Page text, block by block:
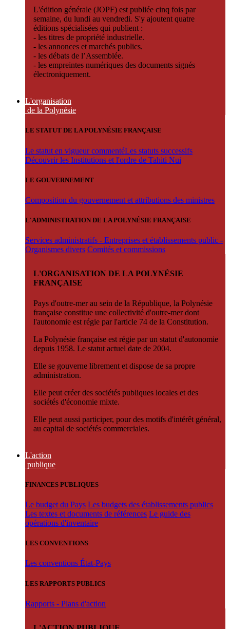
L'édition générale (JOPF) est publiée cinq fois par
semaine, du lundi au vendredi. S'y ajoutent quatre
éditions spécialisées qui publient :
- les titres de propriété industrielle.
- les annonces et marchés publics.
- les débats de l’Assemblée.
- les empreintes numériques des documents signés
électroniquement.
L'organisation
de la Polynésie
LE STATUT DE LA POLYNÉSIE FRANÇAISE
Le statut en vigueur commentéLes statuts successifs
Découvrir les Institutions et l'ordre de Tahiti Nui
LE GOUVERNEMENT
Composition du gouvernement et attributions des ministres
L'ADMINISTRATION DE LA POLYNÉSIE FRANÇAISE
Services administratifs - Entreprises et établissements public -
Organismes divers Comités et commissions
L'ORGANISATION DE LA POLYNÉSIE
FRANÇAISE
Pays d'outre-mer au sein de la République, la Polynésie
française constitue une collectivité d'outre-mer dont
l'autonomie est régie par l'article 74 de la Constitution.
La Polynésie française est régie par un statut d'autonomie
depuis 1958. Le statut actuel date de 2004.
Elle se gouverne librement et dispose de sa propre
administration.
Elle peut créer des sociétés publiques locales et des
sociétés d'économie mixte.
Elle peut aussi participer, pour des motifs d'intérêt général,
au capital de sociétés commerciales.
L'action
publique
FINANCES PUBLIQUES
Le budget du Pays Les budgets des établissements publics
Les textes et documents de références Le guide des
opérations d'inventaire
LES CONVENTIONS
Les conventions État-Pays
LES RAPPORTS PUBLICS
Rapports - Plans d'action